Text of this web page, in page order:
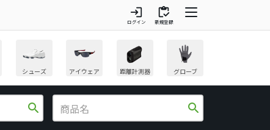
login
ログイン
inventory
新規登録
シューズ アイウェア 距離計測器 グローブ
search search